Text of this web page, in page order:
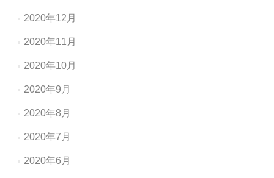
2020年12月
2020年11月
2020年10月
2020年9月
2020年8月
2020年7月
2020年6月